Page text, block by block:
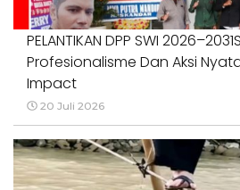
PELANTIKAN DPP SWI
Profesionalisme Dan Aksi
Impact
20 Juli 2026